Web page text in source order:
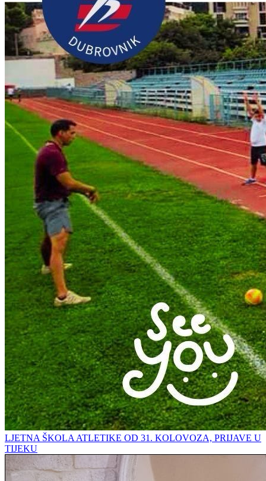
LJETNA ŠKOLA ATLETIKE OD 31. KOLOVOZA, PRIJAVE U
TIJEKU